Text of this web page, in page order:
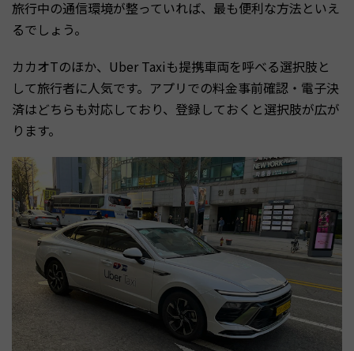
旅行中の通信環境が整っていれば、最も便利な方法といえ
るでしょう。
カカオTのほか、Uber Taxiも提携車両を呼べる選択肢と
して旅行者に人気です。アプリでの料金事前確認・電子決
済はどちらも対応しており、登録しておくと選択肢が広が
ります。